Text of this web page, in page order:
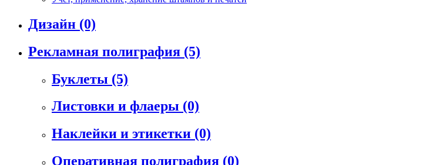
Дизайн (0)
Рекламная полиграфия (5)
Буклеты (5)
Листовки и флаеры (0)
Наклейки и этикетки (0)
Оперативная полиграфия (0)